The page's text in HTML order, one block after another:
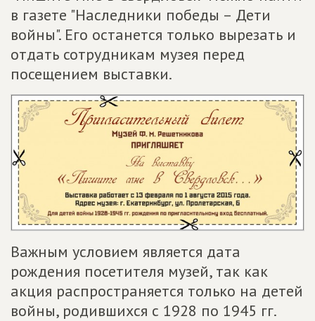
в газете "Наследники победы – Дети
войны". Его останется только вырезать и
отдать сотрудникам музея перед
посещением выставки.
Важным условием является дата
рождения посетителя музей, так как
акция распространяется только на детей
войны, родившихся с 1928 по 1945 гг.